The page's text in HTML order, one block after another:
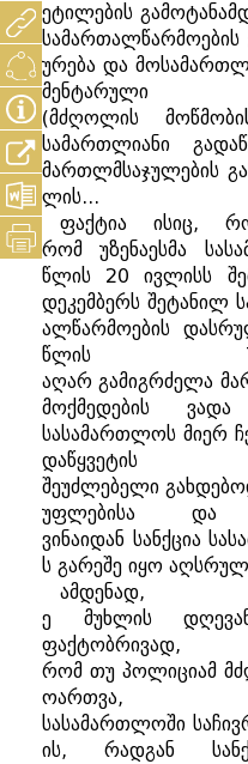
ეტილების
სამართალწარმოების
ურება და
მენტარული
(მძღოლის
სამართლიანი
მართლმსაჯულების
ლის...
ფაქტია
ისიც,
რომ
უზენაესმა
წლის 20ივლისს
დეკემბერს შეტანილ
ალწარმოების
წლის
აღარ გამიგრძელა
მოქმედების
ვადა
სასამართლოს მიერ
დაწყვეტის
შეუძლებელი
უფლებისა
და
ვინაიდან სანქცია
ს გარეშე იყო
ამდენად
ე
მუხლის
ფაქტობრივად
რომ თუ პოლიციამ
ოართვა,
სასამართლოში
ის, რადგან